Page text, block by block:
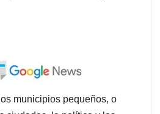
municipios pequeños, o